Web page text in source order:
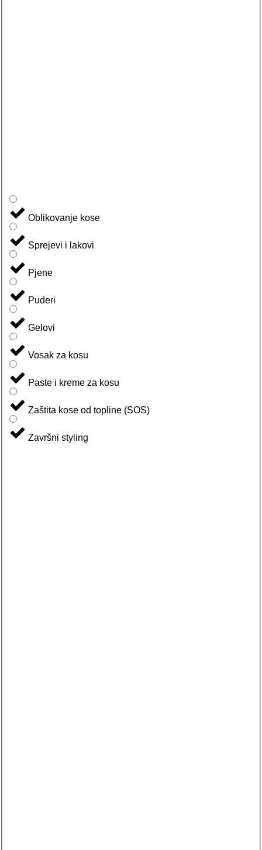
Oblikovanje kose
Sprejevi i lakovi
Pjene
Puderi
Gelovi
Vosak za kosu
Paste i kreme za kosu
Zaštita kose od topline (SOS)
Završni styling